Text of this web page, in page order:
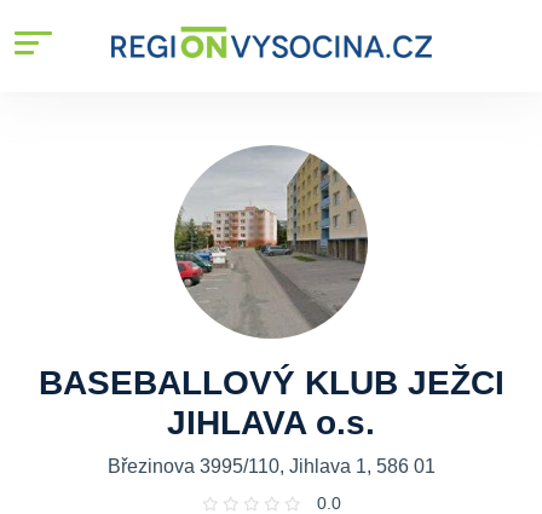
BASEBALLOVÝ KLUB JEŽCI
JIHLAVA o.s.
Březinova 3995/110, Jihlava 1, 586 01
0.0